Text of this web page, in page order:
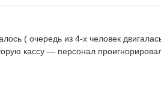
( очередь из 4-х человек
кассу — персонал